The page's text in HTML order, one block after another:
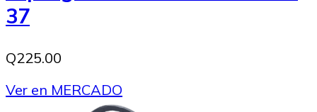
37
Q225.00
Ver en MERCADO